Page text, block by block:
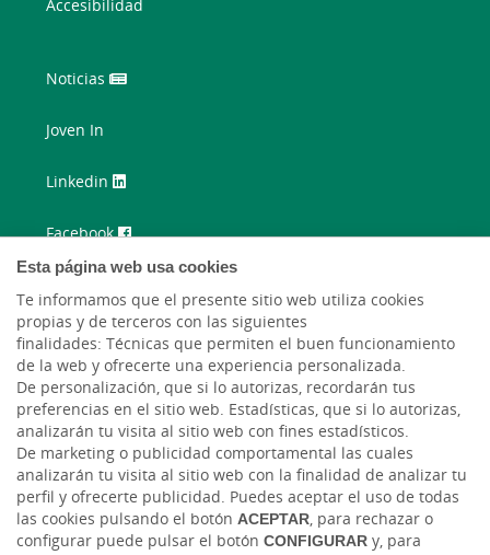
Esta página web usa cookies
Te informamos que el presente sitio web utiliza cookies
propias y de terceros con las siguientes
finalidades: Técnicas que permiten el buen funcionamiento
de la web y ofrecerte una experiencia personalizada.
De personalización, que si lo autorizas, recordarán tus
preferencias en el sitio web. Estadísticas, que si lo autorizas,
analizarán tu visita al sitio web con fines estadísticos.
De marketing o publicidad comportamental las cuales
analizarán tu visita al sitio web con la finalidad de analizar tu
perfil y ofrecerte publicidad. Puedes aceptar el uso de todas
las cookies pulsando el botón ACEPTAR, para rechazar o
configurar puede pulsar el botón CONFIGURAR y, para
Accesibilidad
Noticias
Joven In
Linkedin
Facebook
Instagram
Youtube